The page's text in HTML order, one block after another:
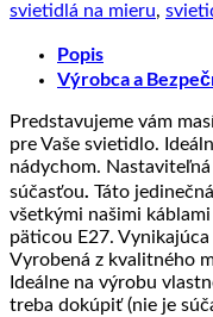
svietidlá na mieru,
Popis
Výrobca a
Predstavujeme vám
pre Vaše svietidlo.
nádychom.
súčasťou. Táto
všetkými našimi
päticou E27.
Vyrobená z kvalitného
Ideálne na výrobu
treba dokúpiť (nie je